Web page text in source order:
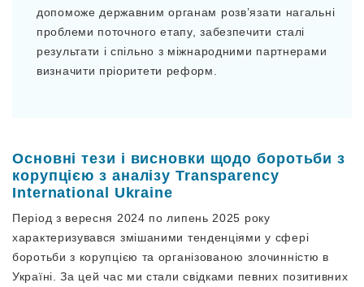
допоможе державним органам розв’язати нагальні
проблеми поточного етапу, забезпечити сталі
результати і спільно з міжнародними партнерами
визначити пріоритети реформ.
Основні тези і висновки щодо боротьби з
корупцією з аналізу Transparency
International Ukraine
Період з вересня 2024 по липень 2025 року
характеризувався змішаними тенденціями у сфері
боротьби з корупцією та організованою злочинністю в
Україні. За цей час ми стали свідками певних позитивних